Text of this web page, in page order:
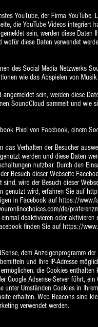
YouTube, der Firma
die YouTube Videos integriert
sein, werden diese
wofür diese Daten verwendet
des Social Media Netzwerks
wie das Abspielen von
sein, werden diese
SoundCloud sammelt und wie
Pixel von Facebook, einem
das Verhalten der Besucher
werden und diese Daten
nutzbar. Durch den
Besuch dieser Webseite
wird der Besuch dieser
genutzt wird, erfahren Sie auf
in Facebook auf https://
de/
deaktivieren oder
finden Sie auf https://
dem Anzeigenprogramm
und Ihre IP-Adresse
die Cookies
Google Adsense-Server führt,
unter Umständen Cookies in
erhalten. Web Beacons sind
verwendet werden.